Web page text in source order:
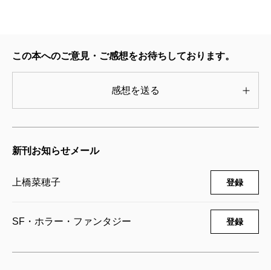
上橋もともとそういう考え方が子供の頃からあった
から、人類学者になりたいと思ったんでしょうね。つ
まり自分の生活もこの地球の裏側の生活も、たとえば
石や虫も全部関わっているという感覚。ある意味、物
事は一つだけではなく連鎖反応で動いているような感
じを、いつも持っているんです。
なるほど。それは、上橋さんの全作品に関わっ
編―
880円
上橋菜穂子／著
この本へのご意見・ご感想をお待ちしております。
感想を送る
新刊お知らせメール
上橋菜穂子 登録
SF・ホラー・ファンタジー 登録